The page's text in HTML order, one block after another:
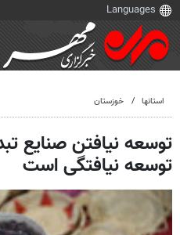
استانها خوزستان
توسعه نیافتن صنایع
توسعه نیافتگی است